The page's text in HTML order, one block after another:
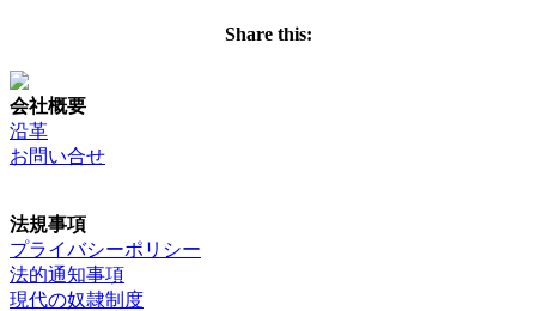
Share this:
会社概要
沿革
お問い合せ
法規事項
プライバシーポリシー
法的通知事項
現代の奴隷制度